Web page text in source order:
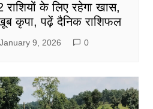
के लिए रहेगा खास,
खूब कृपा, पढ़ें दैनिक राशिफल
January 9, 2026 0